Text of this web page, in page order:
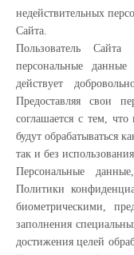
недействительных
Сайта.
Пользователь Сайта
персональные
действует
Предоставляя свои
соглашается с тем,
будут обрабатываться
так и без
Персональные
Политики
биометрическими,
заполнения
достижения целей